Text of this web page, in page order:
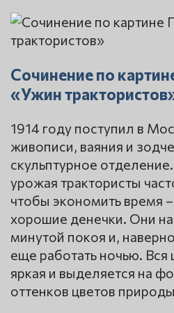
Сочинение по
«Ужин
1914 году поступил в
живописи, ваяния и
скульптурное
урожая трактористы
чтобы экономить время
хорошие денечки. Они
минутой покоя и,
еще работать ночью. Вся
яркая и выделяется на
оттенков цветов